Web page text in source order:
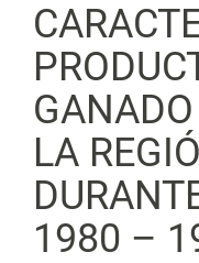
LA
1980 –